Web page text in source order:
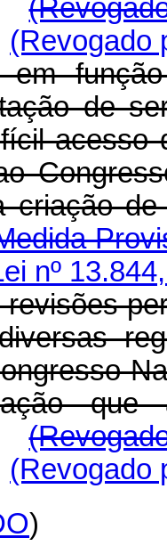
(Revogado
de
acesso
criação
nº
que
(Revogado
)